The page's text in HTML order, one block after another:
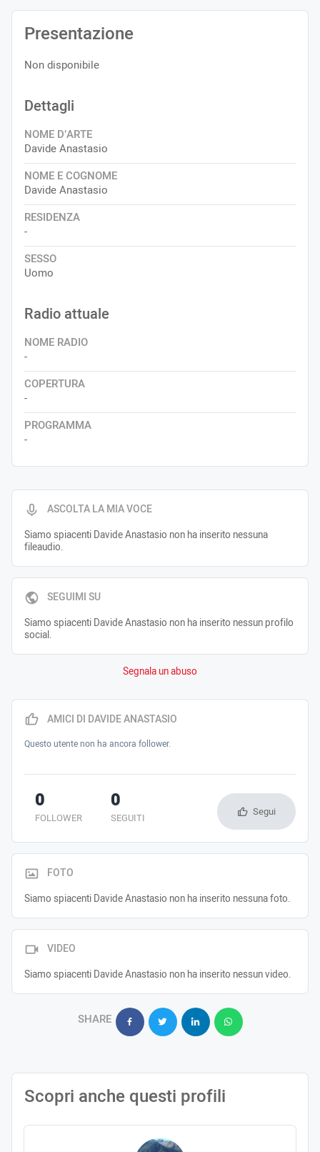
ASCOLTA LA MIA VOCE
Siamo spiacenti Davide Anastasio non ha inserito nessuna
fileaudio.
SEGUIMI SU
Siamo spiacenti Davide Anastasio non ha inserito nessun profilo
social.
Segnala un abuso
Presentazione
Non disponibile
Dettagli
NOME D’ARTE
Davide Anastasio
NOME E COGNOME
Davide Anastasio
RESIDENZA
-
SESSO
Uomo
Radio attuale
NOME RADIO
-
COPERTURA
-
PROGRAMMA
-
AMICI DI DAVIDE ANASTASIO
Questo utente non ha ancora follower.
FOLLOWER
0
SEGUITI
0 Segui
FOTO
Siamo spiacenti Davide Anastasio non ha inserito nessuna foto.
VIDEO
Siamo spiacenti Davide Anastasio non ha inserito nessun video.
SHARE
Scopri anche questi profili